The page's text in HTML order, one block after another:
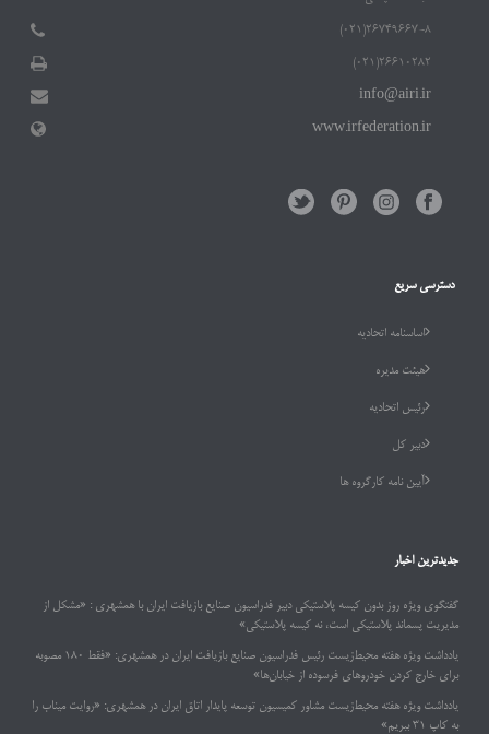
۲۶۷۴۹۶۶۷-۸(۰۲۱)
۲۶۶۱۰۲۸۲(۰۲۱)
info@airi.ir
www.irfederation.ir
دسترسی سریع
اساسنامه اتحادیه
هیئت مدیره
رئیس اتحادیه
دبیر کل
آیین نامه کارگروه ها
جدیدترین اخبار
گفتگوی ویژه روز بدون کیسه پلاستیکی دبیر فدراسیون صنایع بازیافت ایران با همشهری : «مشکل از
مدیریت پسماند پلاستیکی است، نه کیسه پلاستیکی»
یادداشت ویژه هفته محیط‌زیست رئیس فدراسیون صنایع بازیافت ایران در همشهری: «فقط ۱۸۰ مصوبه
برای خارج کردن خودروهای فرسوده از خیابان‌ها»
یادداشت ویژه هفته محیط‌زیست مشاور کمیسیون توسعه پایدار اتاق ایران در همشهری: «روایت میناب را
به کاپ ۳۱ ببریم»